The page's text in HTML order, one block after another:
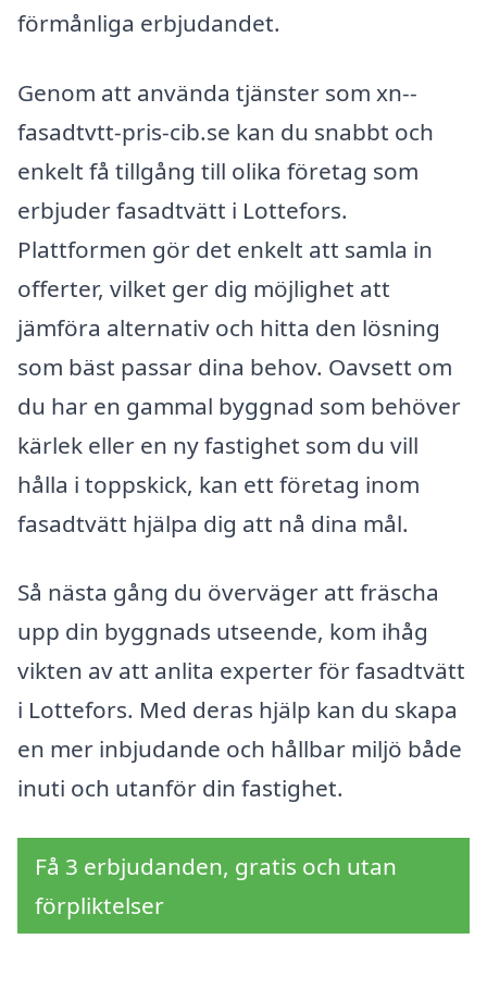
förmånliga erbjudandet.
Genom att använda tjänster som xn--
fasadtvtt-pris-cib.se kan du snabbt och
enkelt få tillgång till olika företag som
erbjuder fasadtvätt i Lottefors.
Plattformen gör det enkelt att samla in
offerter, vilket ger dig möjlighet att
jämföra alternativ och hitta den lösning
som bäst passar dina behov. Oavsett om
du har en gammal byggnad som behöver
kärlek eller en ny fastighet som du vill
hålla i toppskick, kan ett företag inom
fasadtvätt hjälpa dig att nå dina mål.
Så nästa gång du överväger att fräscha
upp din byggnads utseende, kom ihåg
vikten av att anlita experter för fasadtvätt
i Lottefors. Med deras hjälp kan du skapa
en mer inbjudande och hållbar miljö både
inuti och utanför din fastighet.
Få 3 erbjudanden, gratis och utan
förpliktelser